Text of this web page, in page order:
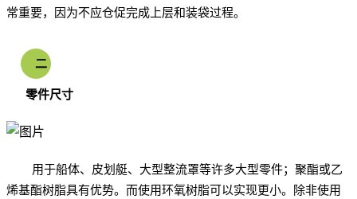
常重要，因为不应仓促完成上层和装袋过程。
二
零件尺寸
用于船体、皮划艇、大型整流罩等许多大型零件；聚酯或乙
烯基酯树脂具有优势。而使用环氧树脂可以实现更小。除非使用